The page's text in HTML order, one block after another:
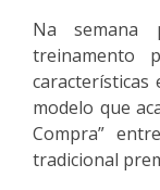
Na semana
treinamento
modelo que
Compra”
tradicional